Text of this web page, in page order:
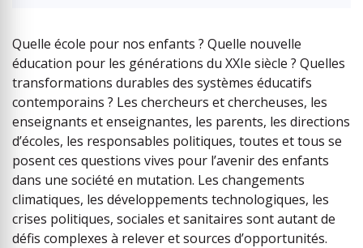
Quelle école pour nos enfants ? Quelle nouvelle
éducation pour les générations du XXIe siècle ? Quelles
transformations durables des systèmes éducatifs
contemporains ? Les chercheurs et chercheuses, les
enseignants et enseignantes, les parents, les directions
d’écoles, les responsables politiques, toutes et tous se
posent ces questions vives pour l’avenir des enfants
dans une société en mutation. Les changements
climatiques, les développements technologiques, les
crises politiques, sociales et sanitaires sont autant de
défis complexes à relever et sources d’opportunités.